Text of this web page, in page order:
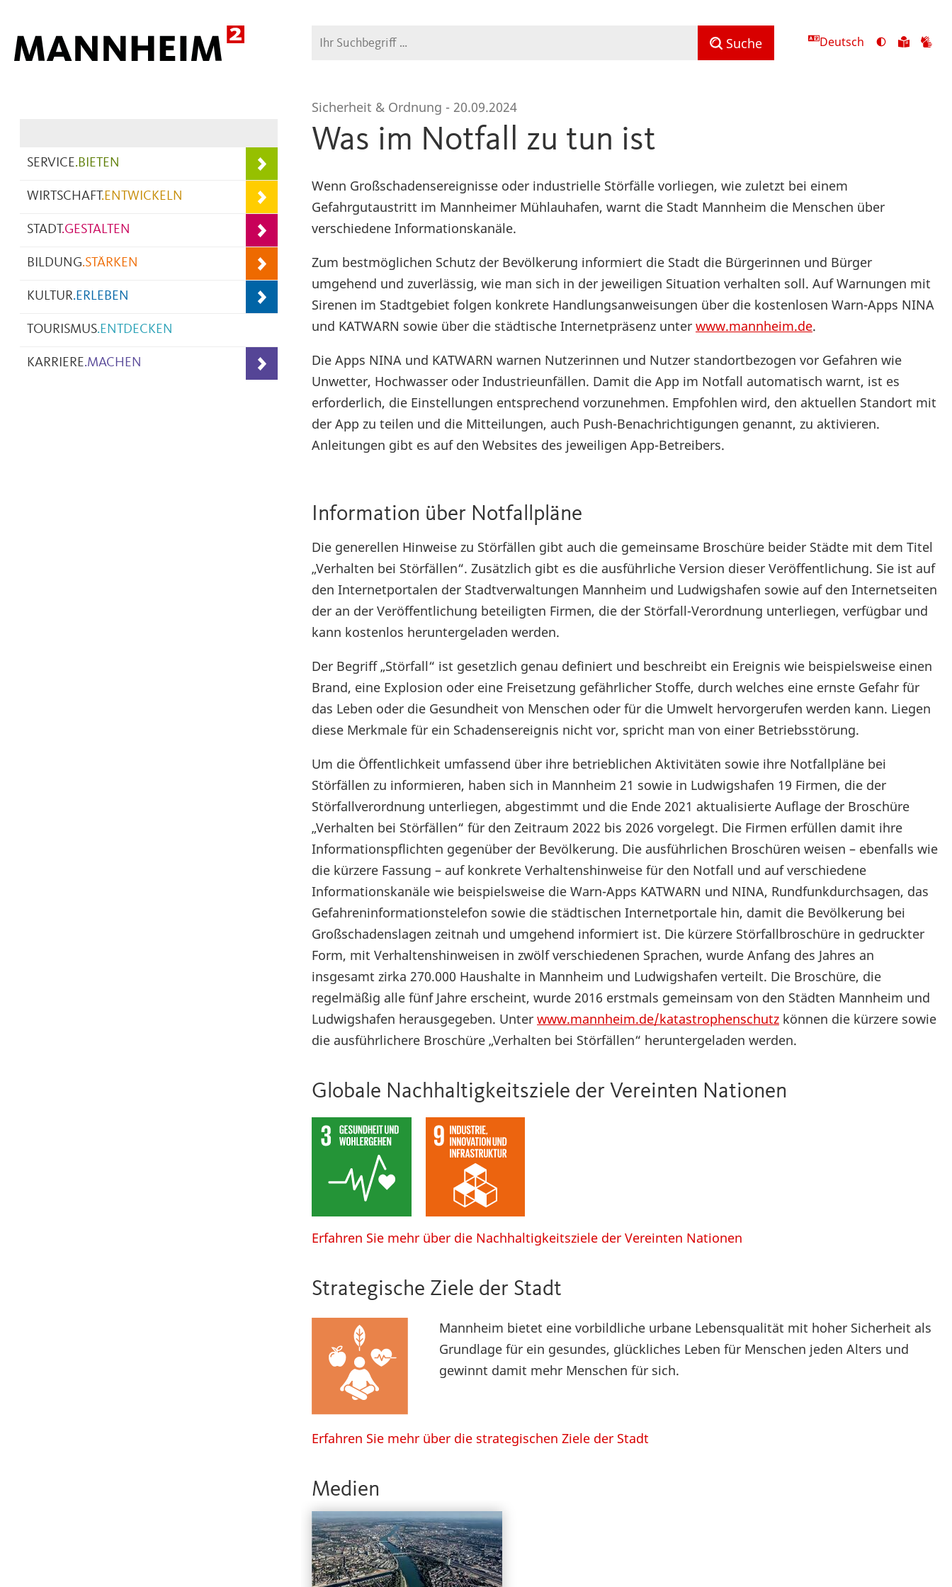
Suche Suche Deutsch
Ansicht
Zu
SERVICE.BIETEN
WIRTSCHAFT.ENTWICKELN
STADT.GESTALTEN
BILDUNG.STÄRKEN
KULTUR.ERLEBEN
TOURISMUS.ENTDECKEN
KARRIERE.MACHEN
Sicherheit & Ordnung - 20.09.2024
Was im Notfall zu tun ist
Wenn Großschadensereignisse oder industrielle Störfälle vorliegen, wie zuletzt bei einem
Gefahrgutaustritt im Mannheimer Mühlauhafen, warnt die Stadt Mannheim die Menschen über
verschiedene Informationskanäle.
Zum bestmöglichen Schutz der Bevölkerung informiert die Stadt die Bürgerinnen und Bürger
umgehend und zuverlässig, wie man sich in der jeweiligen Situation verhalten soll. Auf Warnungen mit
Sirenen im Stadtgebiet folgen konkrete Handlungsanweisungen über die kostenlosen Warn-Apps NINA
und KATWARN sowie über die städtische Internetpräsenz unter www.mannheim.de.
Die Apps NINA und KATWARN warnen Nutzerinnen und Nutzer standortbezogen vor Gefahren wie
Unwetter, Hochwasser oder Industrieunfällen. Damit die App im Notfall automatisch warnt, ist es
erforderlich, die Einstellungen entsprechend vorzunehmen. Empfohlen wird, den aktuellen Standort mit
der App zu teilen und die Mitteilungen, auch Push-Benachrichtigungen genannt, zu aktivieren.
Anleitungen gibt es auf den Websites des jeweiligen App-Betreibers.
Information über Notfallpläne
Die generellen Hinweise zu Störfällen gibt auch die gemeinsame Broschüre beider Städte mit dem Titel
„Verhalten bei Störfällen“. Zusätzlich gibt es die ausführliche Version dieser Veröffentlichung. Sie ist auf
den Internetportalen der Stadtverwaltungen Mannheim und Ludwigshafen sowie auf den Internetseiten
der an der Veröffentlichung beteiligten Firmen, die der Störfall-Verordnung unterliegen, verfügbar und
kann kostenlos heruntergeladen werden.
Der Begriff „Störfall“ ist gesetzlich genau definiert und beschreibt ein Ereignis wie beispielsweise einen
Brand, eine Explosion oder eine Freisetzung gefährlicher Stoffe, durch welches eine ernste Gefahr für
das Leben oder die Gesundheit von Menschen oder für die Umwelt hervorgerufen werden kann. Liegen
diese Merkmale für ein Schadensereignis nicht vor, spricht man von einer Betriebsstörung.
Um die Öffentlichkeit umfassend über ihre betrieblichen Aktivitäten sowie ihre Notfallpläne bei
Störfällen zu informieren, haben sich in Mannheim 21 sowie in Ludwigshafen 19 Firmen, die der
Störfallverordnung unterliegen, abgestimmt und die Ende 2021 aktualisierte Auflage der Broschüre
„Verhalten bei Störfällen“ für den Zeitraum 2022 bis 2026 vorgelegt. Die Firmen erfüllen damit ihre
Informationspflichten gegenüber der Bevölkerung. Die ausführlichen Broschüren weisen – ebenfalls wie
die kürzere Fassung – auf konkrete Verhaltenshinweise für den Notfall und auf verschiedene
Informationskanäle wie beispielsweise die Warn-Apps KATWARN und NINA, Rundfunkdurchsagen, das
Gefahreninformationstelefon sowie die städtischen Internetportale hin, damit die Bevölkerung bei
Großschadenslagen zeitnah und umgehend informiert ist. Die kürzere Störfallbroschüre in gedruckter
Form, mit Verhaltenshinweisen in zwölf verschiedenen Sprachen, wurde Anfang des Jahres an
insgesamt zirka 270.000 Haushalte in Mannheim und Ludwigshafen verteilt. Die Broschüre, die
regelmäßig alle fünf Jahre erscheint, wurde 2016 erstmals gemeinsam von den Städten Mannheim und
Ludwigshafen herausgegeben. Unter www.mannheim.de/katastrophenschutz können die kürzere sowie
die ausführlichere Broschüre „Verhalten bei Störfällen“ heruntergeladen werden.
Globale Nachhaltigkeitsziele der Vereinten Nationen
Erfahren Sie mehr über die Nachhaltigkeitsziele der Vereinten Nationen
Strategische Ziele der Stadt
Mannheim bietet eine vorbildliche urbane Lebensqualität mit hoher Sicherheit als
Grundlage für ein gesundes, glückliches Leben für Menschen jeden Alters und
gewinnt damit mehr Menschen für sich.
Erfahren Sie mehr über die strategischen Ziele der Stadt
Medien